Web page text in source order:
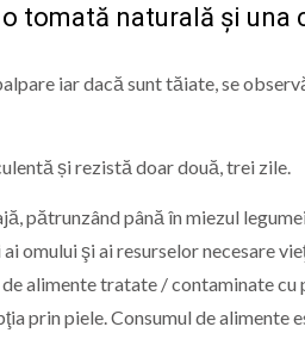
tomată naturală și una
iar dacă sunt tăiate, se
și rezistă doar două, trei zile.
pătrunzând până în miezul
omului şi ai resurselor necesare
alimente tratate / contaminate
prin piele. Consumul de alimente